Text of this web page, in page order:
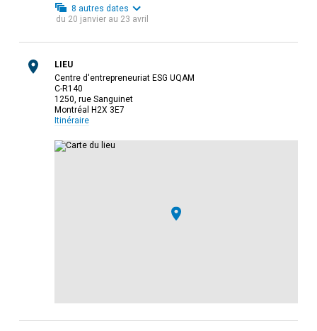
8 autres dates
du 20 janvier au 23 avril
LIEU
Centre d'entrepreneuriat ESG UQAM
C-R140
1250, rue Sanguinet
Montréal H2X 3E7
Itinéraire